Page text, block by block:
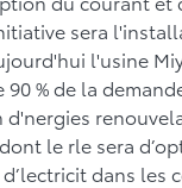
sera
l'usine
% de la
le rle sera
dans les